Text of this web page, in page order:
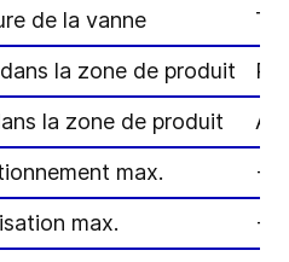
de la vanne
la zone de produit
R
la zone de produit
max.
+
max.
+